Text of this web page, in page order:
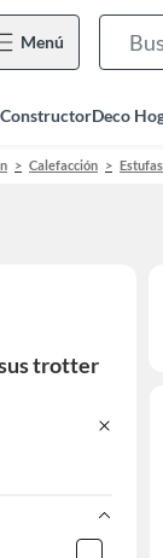
Menú
ConstructorDeco
Calefacción Estufas
trotter